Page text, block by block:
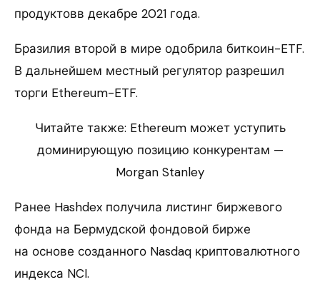
продуктовв декабре 2021 года.
Бразилия второй в мире одобрила биткоин-ETF.
В дальнейшем местный регулятор разрешил
торги Ethereum-ETF.
Читайте также: Ethereum может уступить
доминирующую позицию конкурентам —
Morgan Stanley
Ранее Hashdex получила листинг биржевого
фонда на Бермудской фондовой бирже
на основе созданного Nasdaq криптовалютного
индекса NCI.